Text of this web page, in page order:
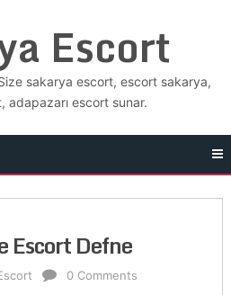
Escort
sakarya escort, escort sakarya,
adapazarı escort sunar.
Escort Defne
0 Comments